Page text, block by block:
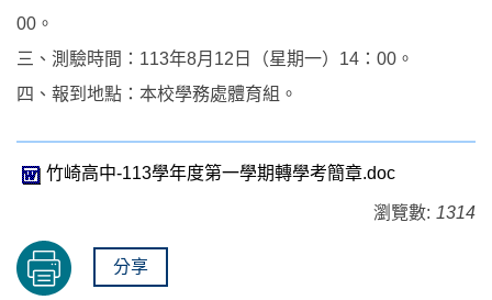
00。
三、測驗時間：113年8月12日（星期一）14：00。
四、報到地點：本校學務處體育組。
竹崎高中-113學年度第一學期轉學考簡章.doc
瀏覽數: 1314
分享